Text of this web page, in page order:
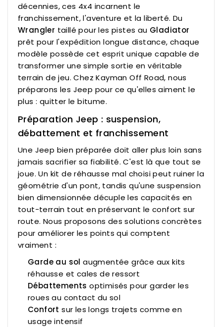
décennies, ces 4x4 incarnent le
franchissement, l'aventure et la liberté. Du
Wrangler taillé pour les pistes au Gladiator
prêt pour l'expédition longue distance, chaque
modèle possède cet esprit unique capable de
transformer une simple sortie en véritable
terrain de jeu. Chez Kayman Off Road, nous
préparons les Jeep pour ce qu'elles aiment le
plus : quitter le bitume.
Préparation Jeep : suspension,
débattement et franchissement
Une Jeep bien préparée doit aller plus loin sans
jamais sacrifier sa fiabilité. C'est là que tout se
joue. Un kit de réhausse mal choisi peut ruiner la
géométrie d'un pont, tandis qu'une suspension
bien dimensionnée décuple les capacités en
tout-terrain tout en préservant le confort sur
route. Nous proposons des solutions concrètes
pour améliorer les points qui comptent
vraiment :
Garde au sol augmentée grâce aux kits
réhausse et cales de ressort
Débattements optimisés pour garder les
roues au contact du sol
Confort sur les longs trajets comme en
usage intensif